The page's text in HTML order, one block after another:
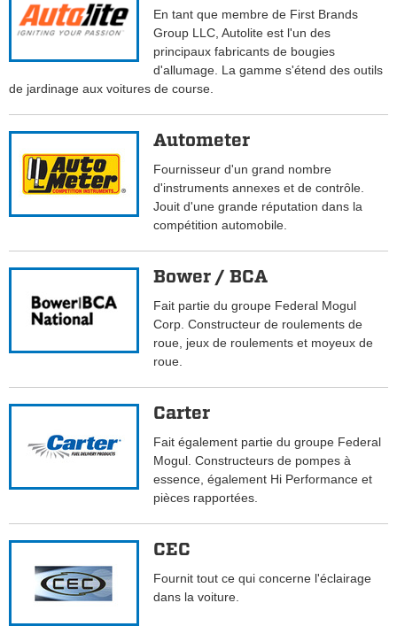
En tant que membre de First Brands
Group LLC, Autolite est l'un des
principaux fabricants de bougies
d'allumage. La gamme s'étend des outils
de jardinage aux voitures de course.
Autometer
Fournisseur d'un grand nombre
d'instruments annexes et de contrôle.
Jouit d'une grande réputation dans la
compétition automobile.
Bower / BCA
Fait partie du groupe Federal Mogul
Corp. Constructeur de roulements de
roue, jeux de roulements et moyeux de
roue.
Carter
Fait également partie du groupe Federal
Mogul. Constructeurs de pompes à
essence, également Hi Performance et
pièces rapportées.
CEC
Fournit tout ce qui concerne l'éclairage
dans la voiture.